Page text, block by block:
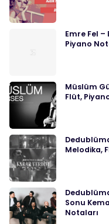
Emre Fel –
Piyano
Müslüm
Flüt,
Melodika,
Sonu
Notaları